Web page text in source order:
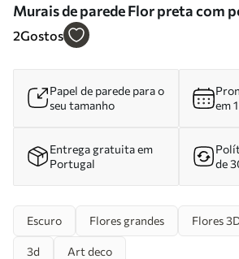
Murais de parede Flor preta com
2Gostos
Papel de parede para o
seu tamanho
em
Entrega gratuita em
Portugal
de
Escuro Flores grandes Flores
3d Art deco